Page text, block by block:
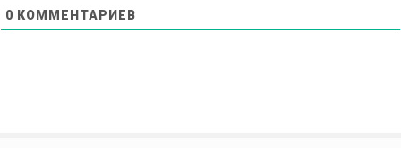
0 КОММЕНТАРИЕВ